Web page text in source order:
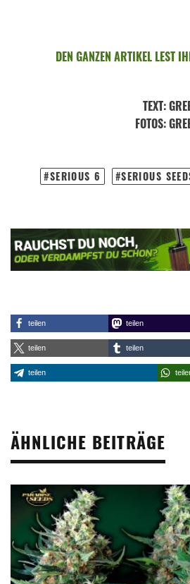
DEN GANZEN ARTIKEL LEST
TEXT:
FOTOS:
SERIOUS 6 SERIOUS
teilen teilen
teilen teilen
teilen
ÄHNLICHE BEITRÄGE